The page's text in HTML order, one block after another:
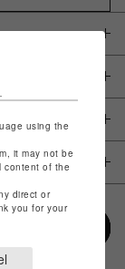
using the
it may not be
content of the
direct or
you for your